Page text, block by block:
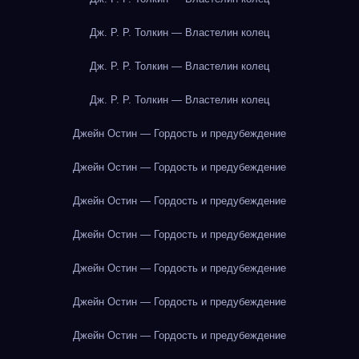
Дж. Р. Р. Толкин — Властелин колец
Дж. Р. Р. Толкин — Властелин колец
Дж. Р. Р. Толкин — Властелин колец
Джейн Остин — Гордость и предубеждение
Джейн Остин — Гордость и предубеждение
Джейн Остин — Гордость и предубеждение
Джейн Остин — Гордость и предубеждение
Джейн Остин — Гордость и предубеждение
Джейн Остин — Гордость и предубеждение
Джейн Остин — Гордость и предубеждение